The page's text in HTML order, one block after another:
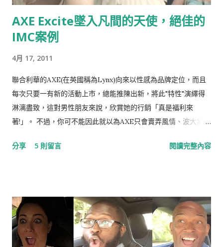
AXE Excite墜入凡間的天使，絕佳的
IMC案例
4月 17, 2011
聯合利華的AXE(在英國稱為Lynx)向來以性感為品牌定位，而且
每次只要一有新的活動上市，總能推陳出新，將此"特性"演繹得
淋漓盡致，這對男性朋友來說，欣賞她的行銷「真是福利來
著!」。 不過，你可不能因此就以為AXE只會賣弄風情、波大無
力一流，更可堪稱業界翹楚，就讓我們一起看下去。
分享 5 則留言 閱讀完整內容